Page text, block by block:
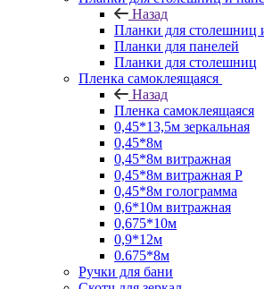
Назад
Планки для столешниц
Планки для панелей
Планки для столешниц
Пленка самоклеящаяся
Назад
Пленка самоклеящаяся
0,45*13,5м зеркальная
0,45*8м
0,45*8м витражная
0,45*8м витражная Р
0,45*8м голограмма
0,6*10м витражная
0,675*10м
0,9*12м
0.675*8м
Ручки для бани